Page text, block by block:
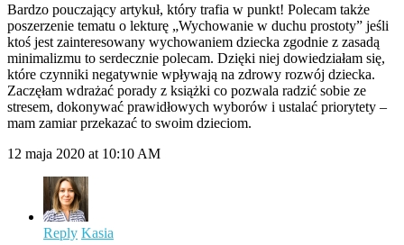
Bardzo pouczający artykuł, który trafia w punkt! Polecam także
poszerzenie tematu o lekturę „Wychowanie w duchu prostoty” jeśli
ktoś jest zainteresowany wychowaniem dziecka zgodnie z zasadą
minimalizmu to serdecznie polecam. Dzięki niej dowiedziałam się,
które czynniki negatywnie wpływają na zdrowy rozwój dziecka.
Zaczęłam wdrażać porady z książki co pozwala radzić sobie ze
stresem, dokonywać prawidłowych wyborów i ustalać priorytety –
mam zamiar przekazać to swoim dzieciom.
12 maja 2020 at 10:10 AM
Reply Kasia